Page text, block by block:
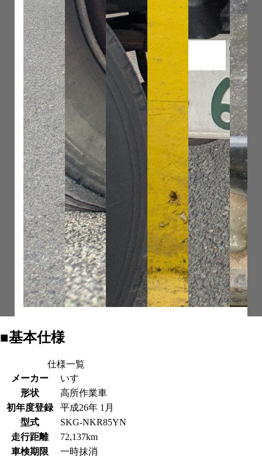
■基本仕様
仕様一覧
メーカー
いすゞ
形状
高所作業車
初年度登録
平成26年 1月
型式
SKG-NKR85YN
走行距離
72,137km
車検期限
一時抹消